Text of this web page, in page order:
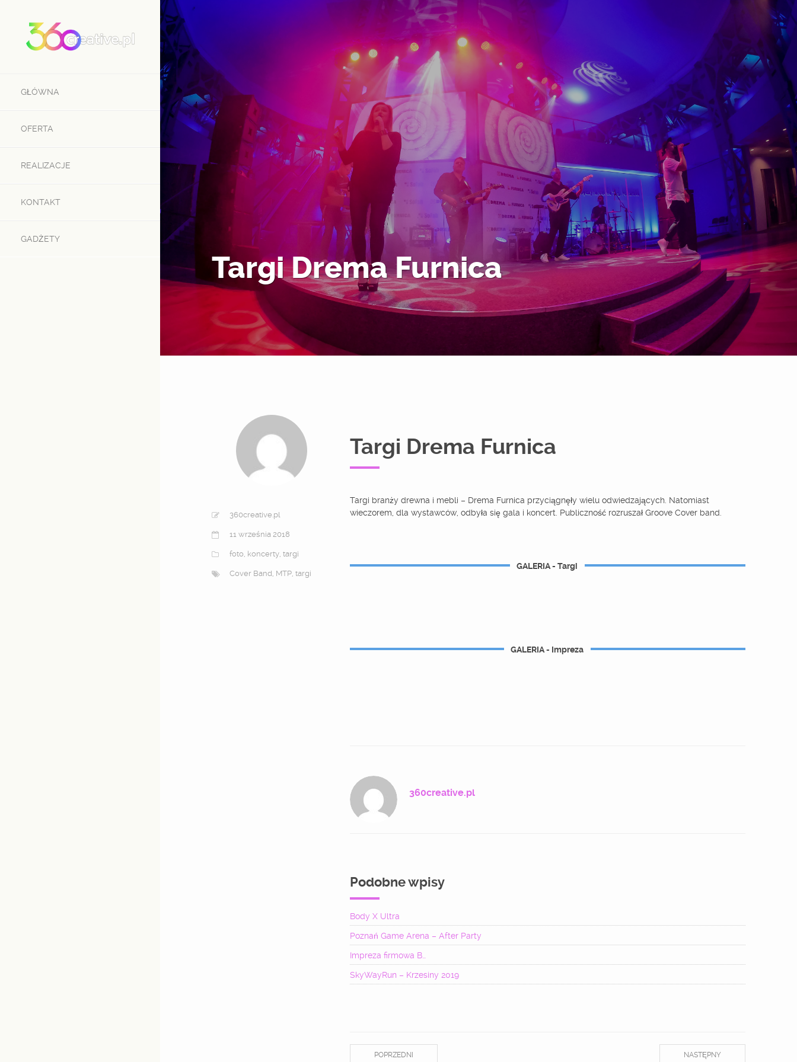
GŁÓWNA
OFERTA
REALIZACJE
KONTAKT
GADŻETY
Targi Drema Furnica
360creative.pl
11 września 2018
foto, koncerty, targi
Cover Band, MTP, targi
Targi Drema Furnica
Targi branży drewna i mebli – Drema Furnica przyciągnęły wielu odwiedzających. Natomiast
wieczorem, dla wystawców, odbyła się gala i koncert. Publiczność rozruszał Groove Cover band.
GALERIA - Targi
GALERIA - Impreza
360creative.pl
Podobne wpisy
Body X Ultra
Poznań Game Arena – After Party
Impreza firmowa B…
SkyWayRun – Krzesiny 2019
NASTĘPNY
POPRZEDNI